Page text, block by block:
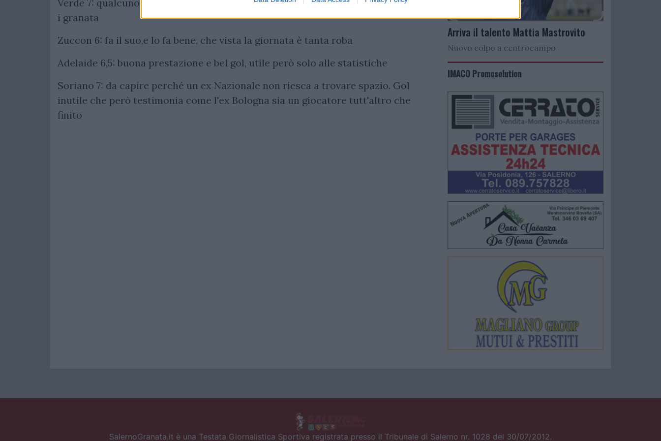
Verde 7: qualcuno penserà ad un voto eccessivo, ma il suo ingresso rivitalizza
i granata
Zuccon 6: fa il suo,e lo fa bene, che vista la giornata è tanta roba
Adelaide 6,5: buona prestazione e bel gol, utile però solo alle statistiche
Soriano 7: da capire perché un ex Nazionale non riesca a trovare spazio. Gol
inutile che però testimonia come l'ex Bologna sia un giocatore tutt'altro che
finito
Arriva il talento Mattia Mastrovito
Nuovo colpo a centrocampo
IMACO Promosolution
SalernoGranata.it è una Testata Giornalistica Sportiva registrata presso il Tribunale di Salerno nr. 1028 del 30/07/2012.